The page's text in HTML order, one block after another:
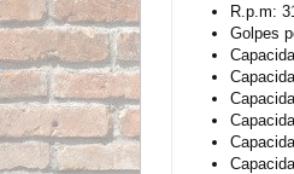
R.p.m:
Golpes